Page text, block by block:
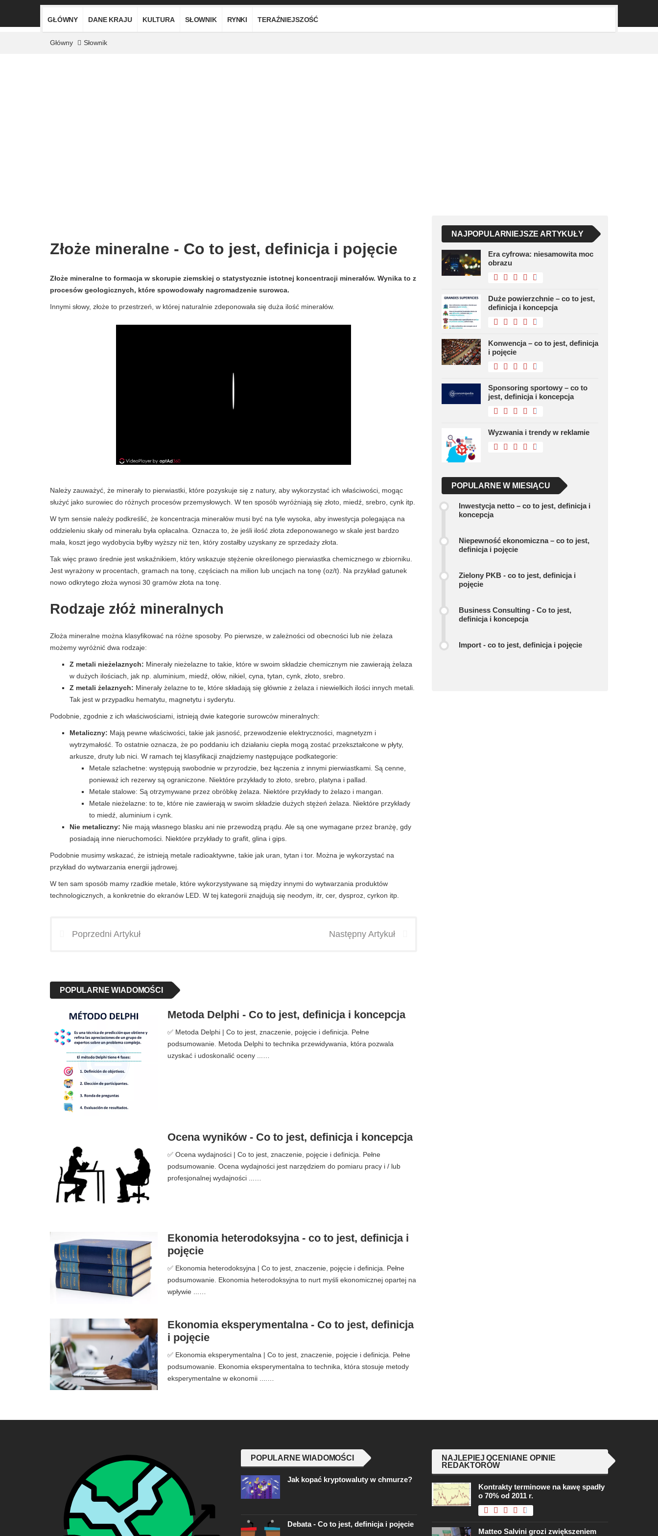
GŁÓWNY DANE KRAJU KULTURA SŁOWNIK RYNKI TERAŹNIEJSZOŚĆ
Główny Słownik
Złoże mineralne - Co to jest, definicja i pojęcie
Złoże mineralne to formacja w skorupie ziemskiej o statystycznie istotnej koncentracji minerałów. Wynika to z
procesów geologicznych, które spowodowały nagromadzenie surowca.
Innymi słowy, złoże to przestrzeń, w której naturalnie zdeponowała się duża ilość minerałów.
Należy zauważyć, że minerały to pierwiastki, które pozyskuje się z natury, aby wykorzystać ich właściwości, mogąc
służyć jako surowiec do różnych procesów przemysłowych. W ten sposób wyróżniają się złoto, miedź, srebro, cynk itp.
W tym sensie należy podkreślić, że koncentracja minerałów musi być na tyle wysoka, aby inwestycja polegająca na
oddzieleniu skały od minerału była opłacalna. Oznacza to, że jeśli ilość złota zdeponowanego w skale jest bardzo
mała, koszt jego wydobycia byłby wyższy niż ten, który zostałby uzyskany ze sprzedaży złota.
Tak więc prawo średnie jest wskaźnikiem, który wskazuje stężenie określonego pierwiastka chemicznego w zbiorniku.
Jest wyrażony w procentach, gramach na tonę, częściach na milion lub uncjach na tonę (oz/t). Na przykład gatunek
nowo odkrytego złoża wynosi 30 gramów złota na tonę.
Rodzaje złóż mineralnych
Złoża mineralne można klasyfikować na różne sposoby. Po pierwsze, w zależności od obecności lub nie żelaza
możemy wyróżnić dwa rodzaje:
Z metali nieżelaznych: Minerały nieżelazne to takie, które w swoim składzie chemicznym nie zawierają żelaza
w dużych ilościach, jak np. aluminium, miedź, ołów, nikiel, cyna, tytan, cynk, złoto, srebro.
Z metali żelaznych: Minerały żelazne to te, które składają się głównie z żelaza i niewielkich ilości innych metali.
Tak jest w przypadku hematytu, magnetytu i syderytu.
Podobnie, zgodnie z ich właściwościami, istnieją dwie kategorie surowców mineralnych:
Metaliczny: Mają pewne właściwości, takie jak jasność, przewodzenie elektryczności, magnetyzm i
wytrzymałość. To ostatnie oznacza, że ​​po poddaniu ich działaniu ciepła mogą zostać przekształcone w płyty,
arkusze, druty lub nici. W ramach tej klasyfikacji znajdziemy następujące podkategorie:
Metale szlachetne: występują swobodnie w przyrodzie, bez łączenia z innymi pierwiastkami. Są cenne,
ponieważ ich rezerwy są ograniczone. Niektóre przykłady to złoto, srebro, platyna i pallad.
Metale stalowe: Są otrzymywane przez obróbkę żelaza. Niektóre przykłady to żelazo i mangan.
Metale nieżelazne: to te, które nie zawierają w swoim składzie dużych stężeń żelaza. Niektóre przykłady
to miedź, aluminium i cynk.
Nie metaliczny: Nie mają własnego blasku ani nie przewodzą prądu. Ale są one wymagane przez branżę, gdy
posiadają inne nieruchomości. Niektóre przykłady to grafit, glina i gips.
Podobnie musimy wskazać, że istnieją metale radioaktywne, takie jak uran, tytan i tor. Można je wykorzystać na
przykład do wytwarzania energii jądrowej.
W ten sam sposób mamy rzadkie metale, które wykorzystywane są między innymi do wytwarzania produktów
technologicznych, a konkretnie do ekranów LED. W tej kategorii znajdują się neodym, itr, cer, dysproz, cyrkon itp.
Poprzedni Artykuł Następny Artykuł
POPULARNE WIADOMOŚCI
Metoda Delphi - Co to jest, definicja i koncepcja
✅ Metoda Delphi | Co to jest, znaczenie, pojęcie i definicja. Pełne
podsumowanie. Metoda Delphi to technika przewidywania, która pozwala
uzyskać i udoskonalić oceny ...…
Ocena wyników - Co to jest, definicja i koncepcja
✅ Ocena wydajności | Co to jest, znaczenie, pojęcie i definicja. Pełne
podsumowanie. Ocena wydajności jest narzędziem do pomiaru pracy i / lub
profesjonalnej wydajności ...…
Ekonomia heterodoksyjna - co to jest, definicja i
pojęcie
✅ Ekonomia heterodoksyjna | Co to jest, znaczenie, pojęcie i definicja. Pełne
podsumowanie. Ekonomia heterodoksyjna to nurt myśli ekonomicznej opartej na
wpływie ...…
Ekonomia eksperymentalna - Co to jest, definicja
i pojęcie
✅ Ekonomia eksperymentalna | Co to jest, znaczenie, pojęcie i definicja. Pełne
podsumowanie. Ekonomia eksperymentalna to technika, która stosuje metody
eksperymentalne w ekonomii ....…
NAJPOPULARNIEJSZE ARTYKUŁY
Era cyfrowa: niesamowita moc
obrazu
Duże powierzchnie – co to jest,
definicja i koncepcja
Konwencja – co to jest, definicja
i pojęcie
Sponsoring sportowy – co to
jest, definicja i koncepcja
Wyzwania i trendy w reklamie
POPULARNE W MIESIĄCU
Inwestycja netto – co to jest, definicja i
koncepcja
Niepewność ekonomiczna – co to jest,
definicja i pojęcie
Zielony PKB - co to jest, definicja i
pojęcie
Business Consulting - Co to jest,
definicja i koncepcja
Import - co to jest, definicja i pojęcie
POPULARNE WIADOMOŚCI
Jak kopać kryptowaluty w chmurze?
Debata - Co to jest, definicja i pojęcie
NAJLEPIEJ OCENIANE OPINIE
REDAKTORÓW
Kontrakty terminowe na kawę spadły
o 70% od 2011 r.
Matteo Salvini grozi zwiększeniem